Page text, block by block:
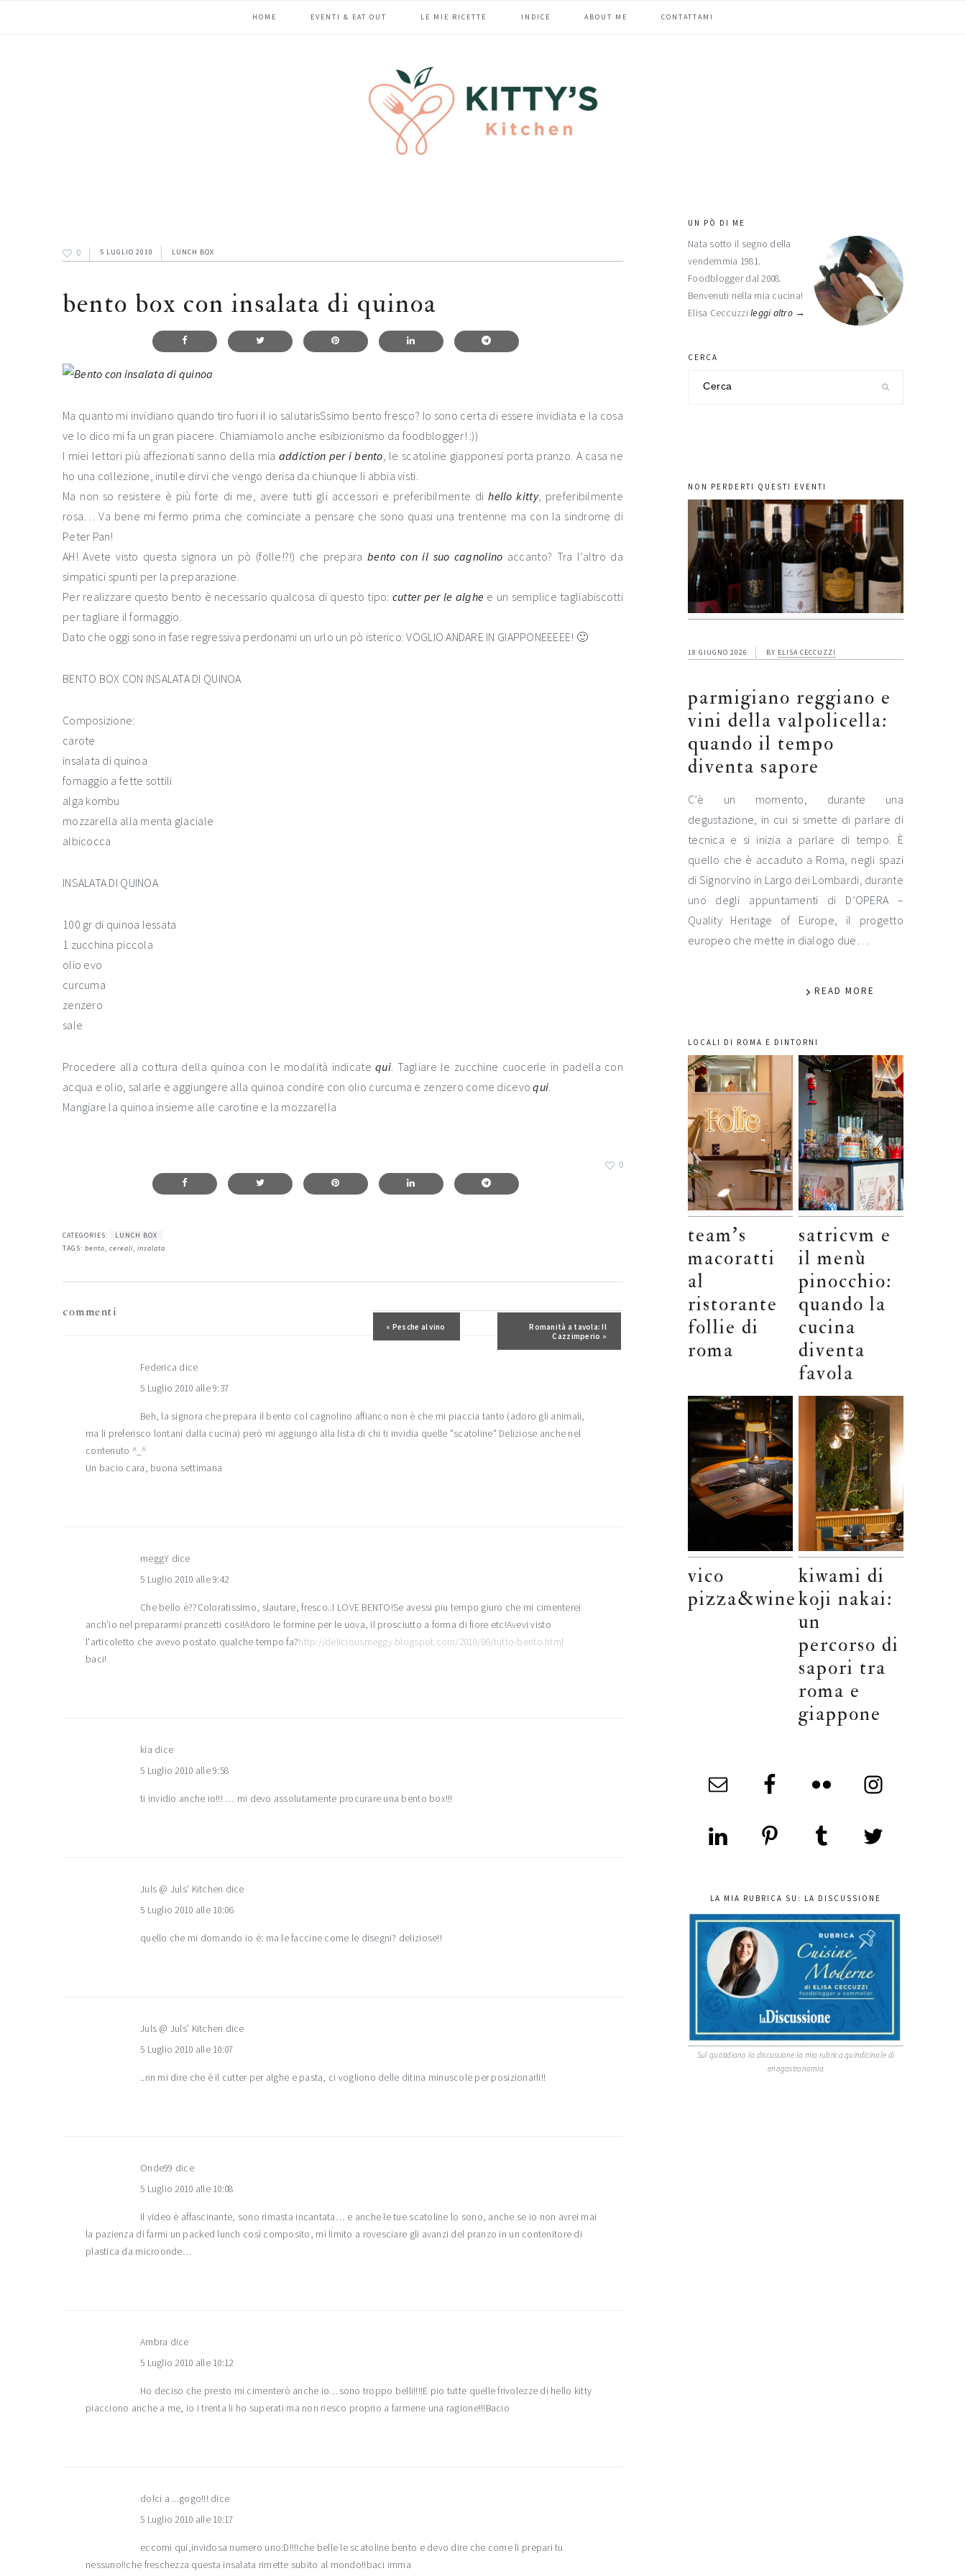
HOME EVENTI & EAT OUT LE MIE RICETTE INDICE ABOUT ME CONTATTAMI
0 5 LUGLIO 2010 LUNCH BOX
bento box con insalata di quinoa
Ma quanto mi invidiano quando tiro fuori il io salutarisSsimo bento fresco? Io sono certa di essere invidiata e la cosa
ve lo dico mi fa un gran piacere. Chiamiamolo anche esibizionismo da foodblogger! :))
I miei lettori più affezionati sanno della mia addiction per i bento, le scatoline giapponesi porta pranzo. A casa ne
ho una collezione, inutile dirvi che vengo derisa da chiunque li abbia visti.
Ma non so resistere è più forte di me, avere tutti gli accessori e preferibilmente dihello kitty, preferibilmente
rosa… Va bene mi fermo prima che cominciate a pensare che sono quasi una trentenne ma con la sindrome di
Peter Pan!
AH! Avete visto questa signora un pò (folle!?!) che preparabento con il suo cagnolino accanto? Tra l’altro da
simpatici spunti per la preparazione.
Per realizzare questo bento è necessario qualcosa di questo tipo: cutter per le alghe e un semplice tagliabiscotti
per tagliare il formaggio.
Dato che oggi sono in fase regressiva perdonami un urlo un pò isterico: VOGLIO ANDARE IN GIAPPONEEEEE! 🙂
BENTO BOX CON INSALATA DI QUINOA
Composizione:
carote
insalata di quinoa
fomaggio a fette sottili
alga kombu
mozzarella alla menta glaciale
albicocca
INSALATA DI QUINOA
100 gr di quinoa lessata
1 zucchina piccola
olio evo
curcuma
zenzero
sale
Procedere alla cottura della quinoa con le modalità indicatequi. Tagliare le zucchine cuocerle in padella con
acqua e olio, salarle e aggiungere alla quinoa condire con olio curcuma e zenzero come dicevoqui.
Mangiare la quinoa insieme alle carotine e la mozzarella
0
CATEGORIES:
LUNCH BOX
TAGS: bento, cereali, insalata
Post precedente:
« Pesche al vino Post successivo:
Romanità a tavola: Il
Cazzimperio »
del
commenti
Federica dice
5 Luglio 2010 alle 9:37
Beh, la signora che prepara il bento col cagnolino affianco non è che mi piaccia tanto (adoro gli animali,
ma li preferisco lontani dalla cucina) però mi aggiungo alla lista di chi ti invidia quelle "scatoline" Deliziose anche nel
contenuto ^_^
Un bacio cara, buona settimana
meggY dice
5 Luglio 2010 alle 9:42
Che bello è??Coloratissimo, slautare, fresco..I LOVE BENTO!Se avessi piu tempo giuro che mi cimenterei
anch'io nel prepararmi pranzetti cosi!Adoro le formine per le uova, il prosciutto a forma di fiore etc!Avevi visto
l'articoletto che avevo postato qualche tempo fa?http://deliciousmeggy.blogspot.com/2010/06/tutto-bento.html
baci!
kia dice
5 Luglio 2010 alle 9:58
ti invidio anche io!!! … mi devo assolutamente procurare una bento box!!!
Juls @ Juls' Kitchen dice
5 Luglio 2010 alle 10:06
quello che mi domando io è: ma le faccine come le disegni? deliziose!!
Juls @ Juls' Kitchen dice
5 Luglio 2010 alle 10:07
..nn mi dire che è il cutter per alghe e pasta, ci vogliono delle ditina minuscole per posizionarli!!
Onde99 dice
5 Luglio 2010 alle 10:08
Il video è affascinante, sono rimasta incantata… e anche le tue scatoline lo sono, anche se io non avrei mai
la pazienza di farmi un packed lunch così composito, mi limito a rovesciare gli avanzi del pranzo in un contenitore di
plastica da microonde…
Ambra dice
5 Luglio 2010 alle 10:12
Ho deciso che presto mi cimenterò anche io…sono troppo belli!!!!E pio tutte quelle frivolezze di hello kitty
piacciono anche a me, io i trenta li ho superati ma non riesco proprio a farmene una ragione!!!Bacio
dolci a ...gogo!!! dice
5 Luglio 2010 alle 10:17
eccomi qui,invidosa numero uno:D!!!!che belle le scatoline bento e devo dire che come li prepari tu
nessuno!!che freschezza questa insalata rimette subito al mondo!!baci imma
barra
laterale
primaria
UN PÒ DI ME
Nata sotto il segno della
vendemmia 1981.
Foodblogger dal 2008.
Benvenuti nella mia cucina!
Elisa Ceccuzzileggi altro →
CERCA
NON PERDERTI QUESTI EVENTI
18 GIUGNO 2026 BY ELISA CECCUZZI
parmigiano reggiano e
vini della valpolicella:
quando il tempo
diventa sapore
C’è un momento, durante una
degustazione, in cui si smette di parlare di
tecnica e si inizia a parlare di tempo. È
quello che è accaduto a Roma, negli spazi
di Signorvino in Largo dei Lombardi, durante
uno degli appuntamenti di D’OPERA –
Quality Heritage of Europe, il progetto
europeo che mette in dialogo due…
READ MORE
LOCALI DI ROMA E DINTORNI
team’s
macoratti
al
ristorante
follie di
roma
satricvm e
il menù
pinocchio:
quando la
cucina
diventa
favola
vico
pizza&wine
kiwami di
koji nakai:
un
percorso di
sapori tra
roma e
giappone
LA MIA RUBRICA SU: LA DISCUSSIONE
Sul quotidiano la discussione la mia rubrica quindicinale di
enogastronomia